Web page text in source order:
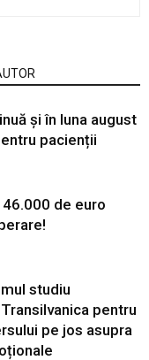
și în luna august
pacienții
de euro
studiu
pentru
pe jos asupra